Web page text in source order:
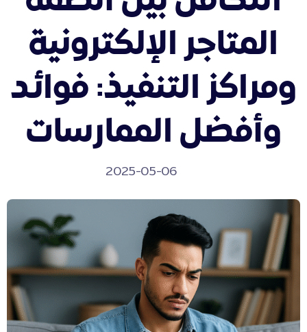
المتاجر الإلكترونية
ومراكز التنفيذ: فوائد
وأفضل الممارسات
2025-05-06